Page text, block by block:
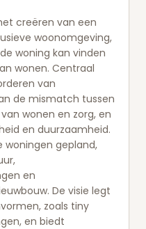
creëren van een
woonomgeving,
woning kan vinden
wonen. Centraal
van
de mismatch tussen
wonen en zorg, en
en duurzaamheid.
woningen gepland,
en
De visie legt
zoals tiny
en biedt